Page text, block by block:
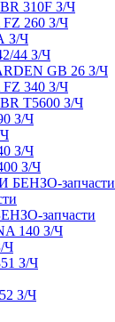
310F З/Ч
260 З/Ч
З/Ч
44 З/Ч
GB 26 З/Ч
340 З/Ч
Т5600 З/Ч
З/Ч
З/Ч
З/Ч
запчасти
запчасти
140 З/Ч
Ч
З/Ч
З/Ч